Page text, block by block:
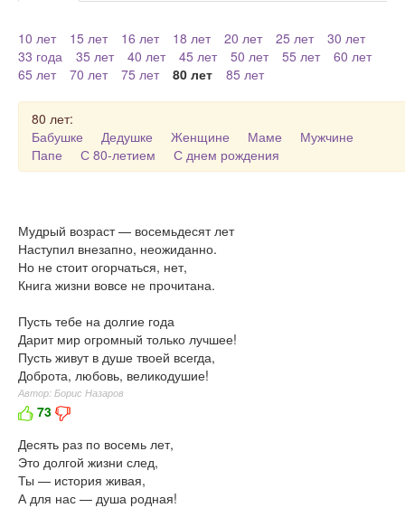
10 лет 15 лет 16 лет 18 лет 20 лет 25 лет
30 лет
33 года
35 лет 40 лет 45 лет 50 лет 55 лет
60 лет
65 лет
70 лет 75 лет 80 лет 85 лет
80 лет:
Бабушке
Дедушке Женщине Маме
Мужчине
Папе
С 80-летием С днем рождения
Мудрый возраст — восемьдесят лет
Наступил внезапно, неожиданно.
Но не стоит огорчаться, нет,
Книга жизни вовсе не прочитана.
Пусть тебе на долгие года
Дарит мир огромный только лучшее!
Пусть живут в душе твоей всегда,
Доброта, любовь, великодушие!
Автор: Борис Назаров
73
Десять раз по восемь лет,
Это долгой жизни след,
Ты — история живая,
А для нас — душа родная!